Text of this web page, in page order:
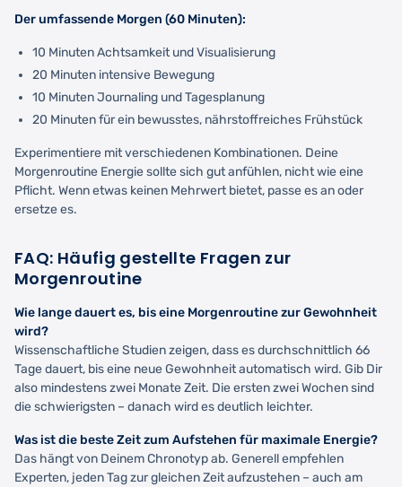
Der umfassende Morgen (60 Minuten):
10 Minuten Achtsamkeit und Visualisierung
20 Minuten intensive Bewegung
10 Minuten Journaling und Tagesplanung
20 Minuten für ein bewusstes, nährstoffreiches Frühstück
Experimentiere mit verschiedenen Kombinationen. Deine
Morgenroutine Energie sollte sich gut anfühlen, nicht wie eine
Pflicht. Wenn etwas keinen Mehrwert bietet, passe es an oder
ersetze es.
FAQ: Häufig gestellte Fragen zur
Morgenroutine
Wie lange dauert es, bis eine Morgenroutine zur Gewohnheit
wird?
Wissenschaftliche Studien zeigen, dass es durchschnittlich 66
Tage dauert, bis eine neue Gewohnheit automatisch wird. Gib Dir
also mindestens zwei Monate Zeit. Die ersten zwei Wochen sind
die schwierigsten – danach wird es deutlich leichter.
Was ist die beste Zeit zum Aufstehen für maximale Energie?
Das hängt von Deinem Chronotyp ab. Generell empfehlen
Experten, jeden Tag zur gleichen Zeit aufzustehen – auch am